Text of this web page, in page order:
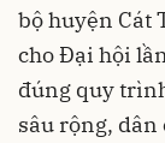
bộ huyện Cát
cho Đại hội
đúng quy
sâu rộng,